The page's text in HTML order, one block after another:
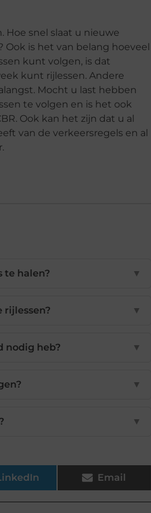
Hoe snel slaat u nieuwe
is het van belang hoeveel
kunt volgen, is dat
kunt rijlessen. Andere
Mocht u last hebben
te volgen en is het ook
Ook kan het zijn dat u al
van de verkeersregels en al
te halen? ▼
rijlessen? ▼
nodig heb? ▼
▼
▼
Email